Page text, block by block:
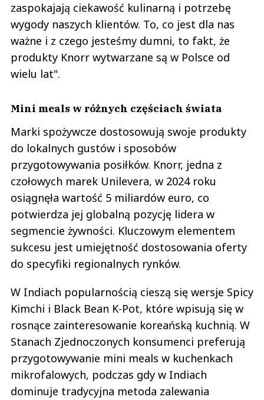
zaspokajają ciekawość kulinarną i potrzebę
wygody naszych klientów. To, co jest dla nas
ważne i z czego jesteśmy dumni, to fakt, że
produkty Knorr wytwarzane są w Polsce od
wielu lat".
Mini meals w różnych częściach świata
Marki spożywcze dostosowują swoje produkty
do lokalnych gustów i sposobów
przygotowywania posiłków. Knorr, jedna z
czołowych marek Unilevera, w 2024 roku
osiągnęła wartość 5 miliardów euro, co
potwierdza jej globalną pozycję lidera w
segmencie żywności. Kluczowym elementem
sukcesu jest umiejętność dostosowania oferty
do specyfiki regionalnych rynków.
W Indiach popularnością cieszą się wersje Spicy
Kimchi i Black Bean K-Pot, które wpisują się w
rosnące zainteresowanie koreańską kuchnią. W
Stanach Zjednoczonych konsumenci preferują
przygotowywanie mini meals w kuchenkach
mikrofalowych, podczas gdy w Indiach
dominuje tradycyjna metoda zalewania